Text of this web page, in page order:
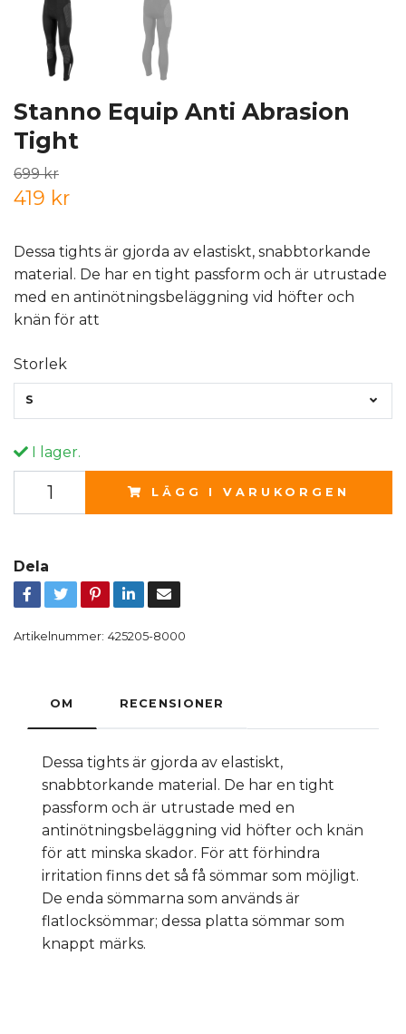
Stanno Equip Anti Abrasion
Tight
699 kr
419 kr
Dessa tights är gjorda av elastiskt, snabbtorkande
material. De har en tight passform och är utrustade
med en antinötningsbeläggning vid höfter och
knän för att
Storlek
S
I lager.
LÄGG I VARUKORGEN
Dela
Artikelnummer: 425205-8000
OM RECENSIONER
Dessa tights är gjorda av elastiskt,
snabbtorkande material. De har en tight
passform och är utrustade med en
antinötningsbeläggning vid höfter och knän
för att minska skador. För att förhindra
irritation finns det så få sömmar som möjligt.
De enda sömmarna som används är
flatlocksömmar; dessa platta sömmar som
knappt märks.